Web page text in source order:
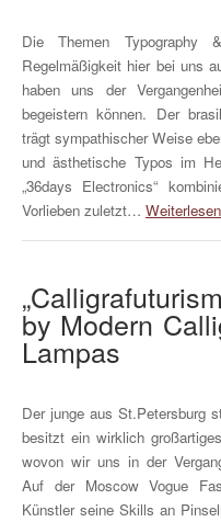
Die Themen Typography
Regelmäßigkeit hier bei uns
haben uns der
begeistern können. Der
trägt sympathischer Weise
und ästhetische Typos im
„36days Electronics“
Vorlieben zuletzt… Weiterlesen
by Modern
Lampas
Der junge aus St.Petersburg
besitzt ein wirklich
wovon wir uns in der
Auf der Moscow Vogue
Künstler seine Skills an